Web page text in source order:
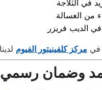
في الثلاجة
من الغسالة
الديب فريزر
في مركز كلفينيتور الفيوم
وضمان رسمي